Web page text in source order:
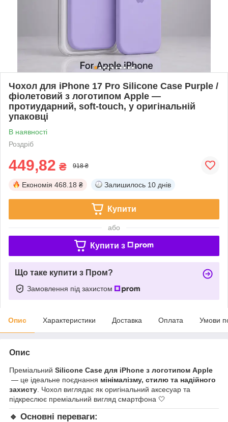
Чохол для iPhone 17 Pro Silicone Case Purple /
фіолетовий з логотипом Apple —
протиударний, soft-touch, у оригінальній
упаковці
В наявності
Роздріб
449,82 ₴ 918 ₴
Економія 468.18 ₴ Залишилось 10 днів
Купити
або
Купити з
Що таке купити з Пром?
Замовлення під захистом
Опис Характеристики Доставка Оплата Умови
Опис
Преміальний Silicone Case для iPhone з логотипом Apple
— це ідеальне поєднання мінімалізму, стилю та надійного
захисту . Чохол виглядає як оригінальний аксесуар та
підкреслює преміальний вигляд смартфона 🤍
🔹 Основні переваги: